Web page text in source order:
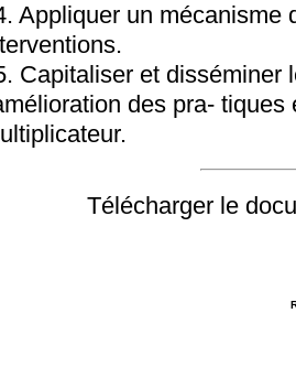
Appliquer un mécanisme
Capitaliser et disséminer
des pra-
Télécharger le